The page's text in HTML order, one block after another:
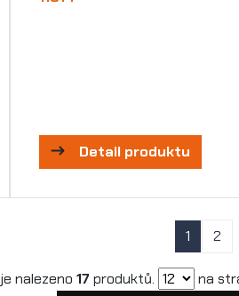
Detail produktu
1 2
je nalezeno 17produktů. na